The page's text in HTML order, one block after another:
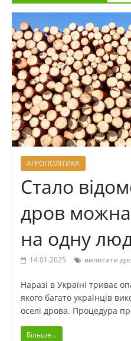
АГРОПОЛІТИКА
Стало
дров
на одну
14.01.2025 виписати
Наразі в Україні триває
якого багато українців
оселі дрова. Процедура
Більше...